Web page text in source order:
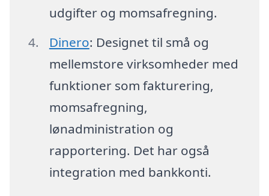
udgifter og momsafregning.
Dinero: Designet til små og
mellemstore virksomheder med
funktioner som fakturering,
momsafregning,
lønadministration og
rapportering. Det har også
integration med bankkonti.